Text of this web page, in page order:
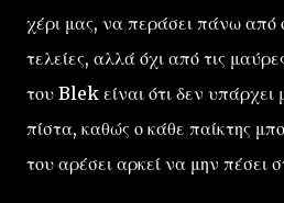
χέρι μας, να περάσει πάνω από
τελείες, αλλά όχι από τις
του Blek είναι ότι δεν υπάρχει
πίστα, καθώς ο κάθε παίκτης
του αρέσει αρκεί να μην πέσει